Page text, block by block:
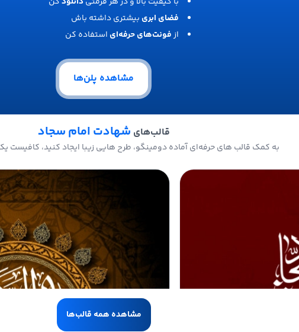
فضای ابری بیشتری داشته باش
ازفونت‌های حرفه‌ای استفاده کن
مشاهده پلن‌ها
قالب‌های شهادت امام سجاد
به کمک قالب های حرفه‌ای آماده دومینگو، طرح هایی زیبا ایجاد کنید، کافیست
مشاهده همه قالب‌ها